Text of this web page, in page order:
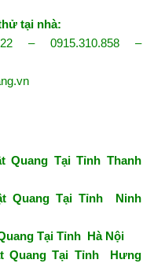
tại nhà:
– 0915.310.858 –
Quang Tại Tỉnh Thanh
Quang Tại Tỉnh Ninh
Tại Tỉnh Hà Nội
Quang Tại Tỉnh Hưng